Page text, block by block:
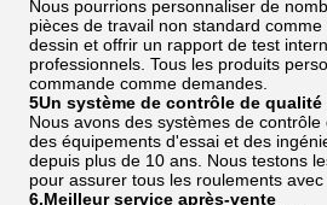
Nous pourrions personnaliser de
pièces de travail non standard
dessin et offrir un rapport de test
professionnels. Tous les produits
commande comme demandes.
5Un système de contrôle de
Nous avons des systèmes de
des équipements d'essai et des
depuis plus de 10 ans. Nous testons
pour assurer tous les roulements
6.Meilleur service après-vente